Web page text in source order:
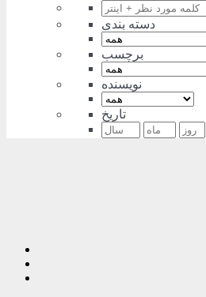
دسته بندی
برچسب
نویسنده
تاریخ